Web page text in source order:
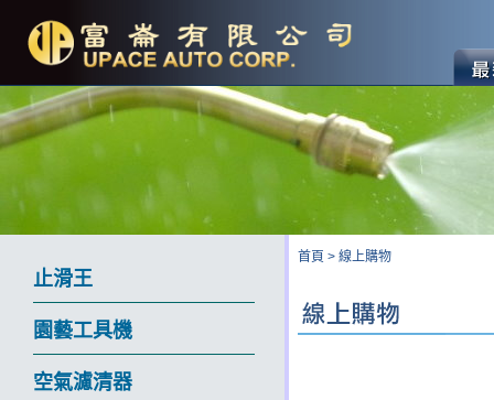
止滑王
園藝工具機
空氣濾清器
首頁 > 線上購物